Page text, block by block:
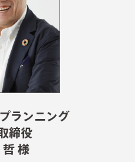
ランニング
締役
哲 様